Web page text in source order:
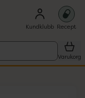
Kundklubb Recept
Varukorg